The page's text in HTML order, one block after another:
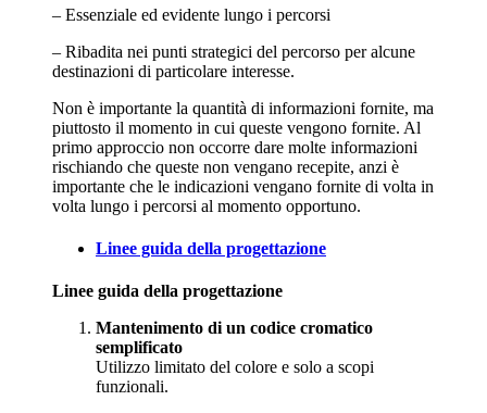
– Essenziale ed evidente lungo i percorsi
– Ribadita nei punti strategici del percorso per alcune
destinazioni di particolare interesse.
Non è importante la quantità di informazioni fornite, ma
piuttosto il momento in cui queste vengono fornite. Al
primo approccio non occorre dare molte informazioni
rischiando che queste non vengano recepite, anzi è
importante che le indicazioni vengano fornite di volta in
volta lungo i percorsi al momento opportuno.
Linee guida della progettazione
Linee guida della progettazione
Mantenimento di un codice cromatico
semplificato
Utilizzo limitato del colore e solo a scopi
funzionali.